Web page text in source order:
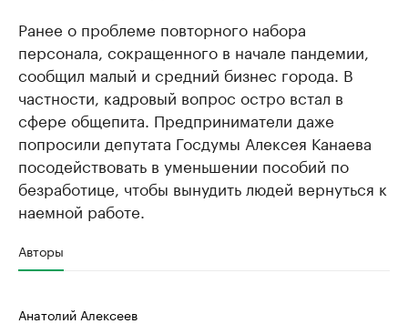
Ранее о проблеме повторного набора
персонала, сокращенного в начале пандемии,
сообщил малый и средний бизнес города. В
частности, кадровый вопрос остро встал в
сфере общепита. Предприниматели даже
попросили депутата Госдумы Алексея Канаева
посодействовать в уменьшении пособий по
безработице, чтобы вынудить людей вернуться к
наемной работе.
Авторы
Анатолий Алексеев